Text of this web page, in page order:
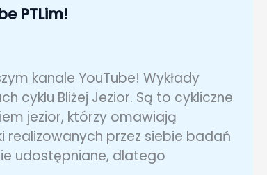
PTLim!
kanale YouTube! Wykłady
cyklu Bliżej Jezior. Są to cykliczne
jezior, którzy omawiają
realizowanych przez siebie badań
udostępniane, dlatego